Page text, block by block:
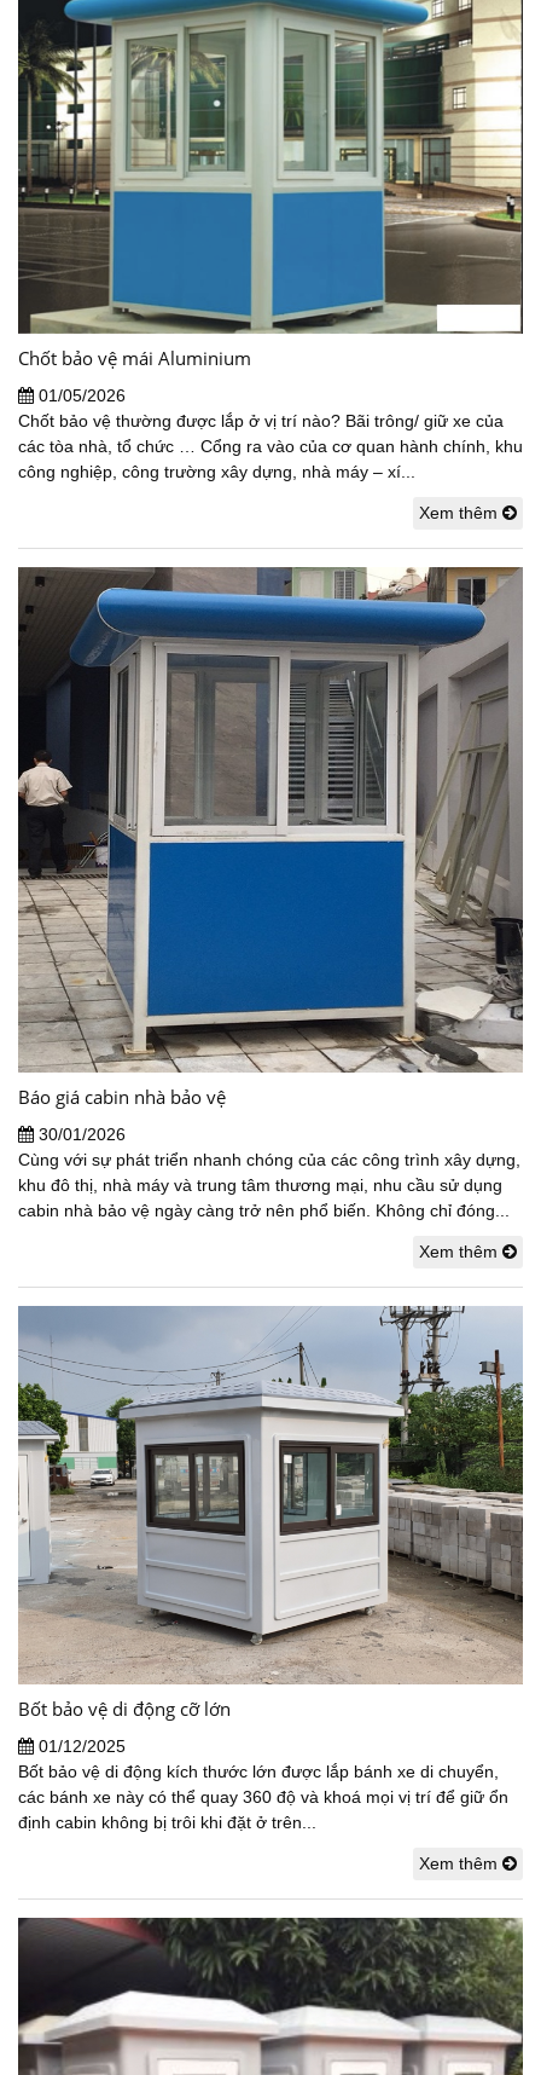
Chốt bảo vệ mái Aluminium
01/05/2026
Chốt bảo vệ thường được lắp ở vị trí nào? Bãi trông/ giữ xe của
các tòa nhà, tổ chức … Cổng ra vào của cơ quan hành chính, khu
công nghiệp, công trường xây dựng, nhà máy – xí...
Xem thêm
Báo giá cabin nhà bảo vệ
30/01/2026
Cùng với sự phát triển nhanh chóng của các công trình xây dựng,
khu đô thị, nhà máy và trung tâm thương mại, nhu cầu sử dụng
cabin nhà bảo vệ ngày càng trở nên phổ biến. Không chỉ đóng...
Xem thêm
Bốt bảo vệ di động cỡ lớn
01/12/2025
Bốt bảo vệ di động kích thước lớn được lắp bánh xe di chuyển,
các bánh xe này có thể quay 360 độ và khoá mọi vị trí để giữ ổn
định cabin không bị trôi khi đặt ở trên...
Xem thêm